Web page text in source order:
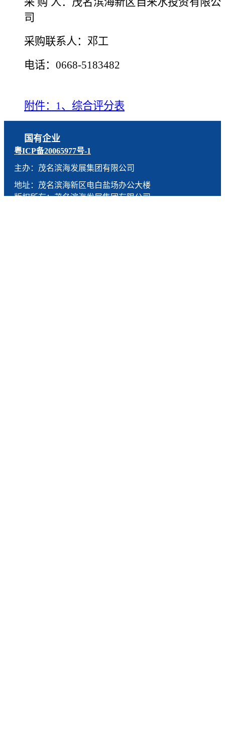
司
采购联系人：邓工
电话：0668-5183482
附件：1、综合评分表
国有企业
粤ICP备20065977号-1
主办：茂名滨海发展集团有限公司
地址：茂名滨海新区电白盐场办公大楼
版权所有：茂名滨海发展集团有限公司